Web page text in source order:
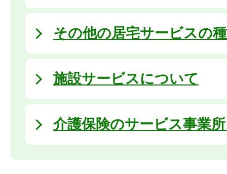
その他の居宅サービスの
施設サービスについて
介護保険のサービス事業